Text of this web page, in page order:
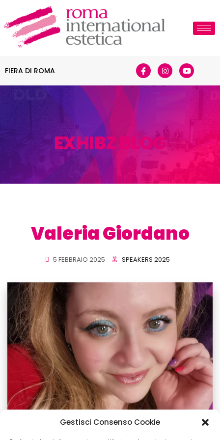
Gestisci Consenso Cookie
FIERA DI ROMA
EXHIBZ BLOG
Valeria Giordano
5 FEBBRAIO 2025 SPEAKERS 2025